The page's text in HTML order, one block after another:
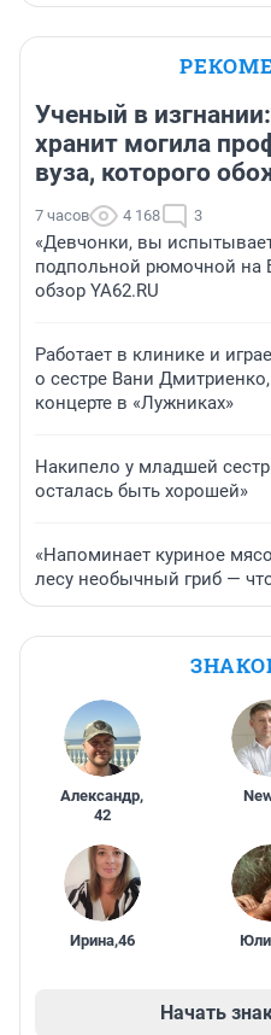
Ученый в
хранит могила
вуза, которого
7 часов 4 168 3
«Девчонки, вы
подпольной рюмочной на
обзор YA62.RU
Работает в клинике и
о сестре Вани
концерте в «Лужниках»
Накипело у младшей
осталась быть хорошей»
«Напоминает куриное
лесу необычный гриб —
Александр,
42
Ирина,46
Начать